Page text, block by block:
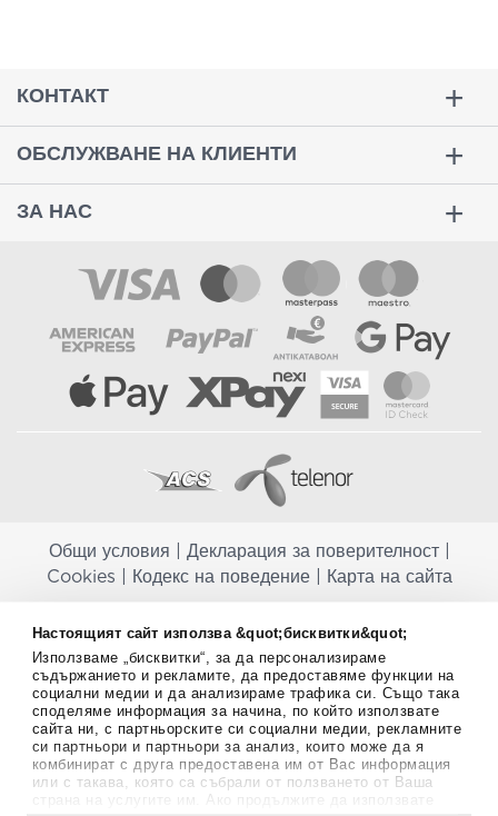
Настоящият сайт използва &quot;бисквитки&quot;
Използваме „бисквитки“, за да персонализираме
съдържанието и рекламите, да предоставяме функции на
социални медии и да анализираме трафика си. Също така
споделяме информация за начина, по който използвате
сайта ни, с партньорските си социални медии, рекламните
си партньори и партньори за анализ, които може да я
комбинират с друга предоставена им от Вас информация
или с такава, която са събрали от ползването от Ваша
страна на услугите им. Ако продължите да използвате
КОНТАКТ
ОБСЛУЖВАНЕ НА КЛИЕНТИ
ЗА НАС
Общи условия Декларация за поверителност|
Cookies
Кодекс на поведение| Карта на сайта
заместват балансираната диета и не са предназначени за
профилактика, лечение или лечение на човешки заболявания.
Консултирайте се с Вашия лекар, ако сте бременна, кърмите,
приемате лекарства или имате някакви здравословни проблеми,
преди да използвате някаква хранителна добавка. Непрекъснато се
стремим да ви предоставяме точна и валидна информация. Ако
имате някакви въпроси или коментари относно тях, моля свържете
се с нас.